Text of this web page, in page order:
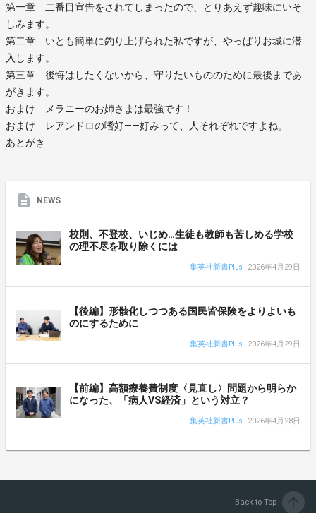
第一章 二番目宣告をされてしまったので、とりあえず趣味にいそ
しみます。
第二章 いとも簡単に釣り上げられた私ですが、やっぱりお城に潜
入します。
第三章 後悔はしたくないから、守りたいもののために最後まであ
がきます。
おまけ メラニーのお姉さまは最強です！
おまけ レアンドロの嗜好――好みって、人それぞれですよね。
あとがき
NEWS
校則、不登校、いじめ…生徒も教師も苦しめる学校
の理不尽を取り除くには
集英社新書Plus 2026年4月29日
【後編】形骸化しつつある国民皆保険をよりよいも
のにするために
集英社新書Plus 2026年4月29日
【前編】高額療養費制度〈見直し〉問題から明らか
になった、「病人VS経済」という対立？
集英社新書Plus 2026年4月28日
Back to Top